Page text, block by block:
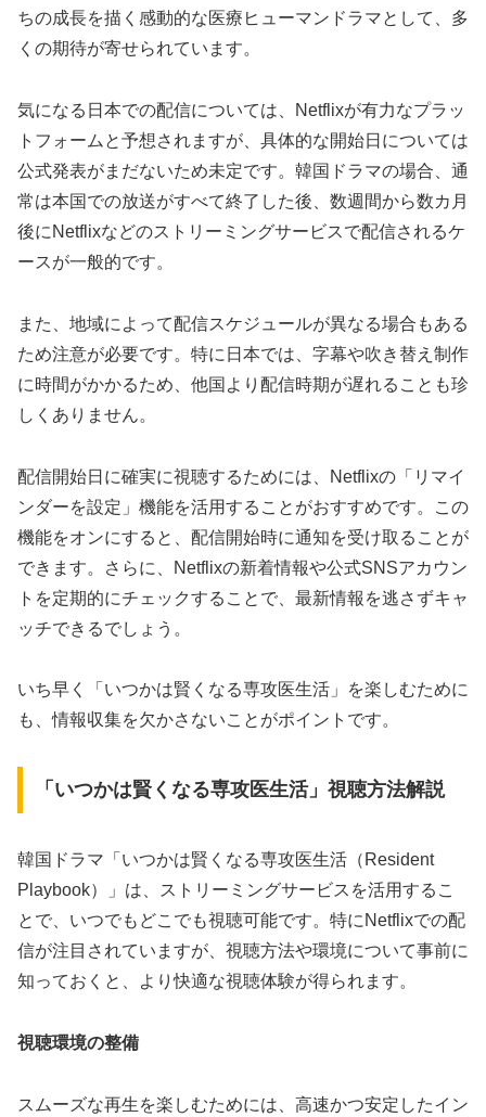
ちの成長を描く感動的な医療ヒューマンドラマとして、多
くの期待が寄せられています。
気になる日本での配信については、Netflixが有力なプラッ
トフォームと予想されますが、具体的な開始日については
公式発表がまだないため未定です。韓国ドラマの場合、通
常は本国での放送がすべて終了した後、数週間から数カ月
後にNetflixなどのストリーミングサービスで配信されるケ
ースが一般的です。
また、地域によって配信スケジュールが異なる場合もある
ため注意が必要です。特に日本では、字幕や吹き替え制作
に時間がかかるため、他国より配信時期が遅れることも珍
しくありません。
配信開始日に確実に視聴するためには、Netflixの「リマイ
ンダーを設定」機能を活用することがおすすめです。この
機能をオンにすると、配信開始時に通知を受け取ることが
できます。さらに、Netflixの新着情報や公式SNSアカウン
トを定期的にチェックすることで、最新情報を逃さずキャ
ッチできるでしょう。
いち早く「いつかは賢くなる専攻医生活」を楽しむために
も、情報収集を欠かさないことがポイントです。
「いつかは賢くなる専攻医生活」視聴方法解説
韓国ドラマ「いつかは賢くなる専攻医生活（Resident
Playbook）」は、ストリーミングサービスを活用するこ
とで、いつでもどこでも視聴可能です。特にNetflixでの配
信が注目されていますが、視聴方法や環境について事前に
知っておくと、より快適な視聴体験が得られます。
視聴環境の整備
スムーズな再生を楽しむためには、高速かつ安定したイン